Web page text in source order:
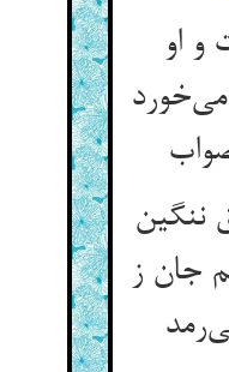
و او
ننگین
جان ز